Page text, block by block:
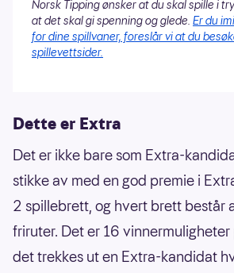
Norsk Tipping ønsker at du skal spille i
at det skal gi spenning og glede. Er du
for dine spillvaner, foreslår vi at du
spillevettsider.
Dette er Extra
Det er ikke bare som Extra-
stikke av med en god premie i
2 spillebrett, og hvert brett består
friruter. Det er 16
det trekkes ut en Extra-kandidat